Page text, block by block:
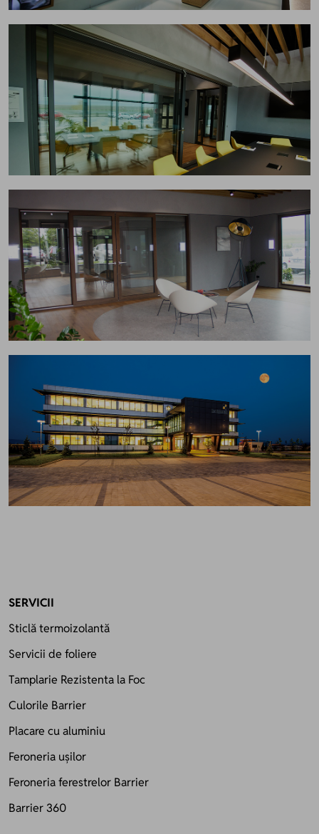
SERVICII
Sticlă termoizolantă
Servicii de foliere
Tamplarie Rezistenta la Foc
Culorile Barrier
Placare cu aluminiu
Feroneria ușilor
Feroneria ferestrelor Barrier
Barrier 360